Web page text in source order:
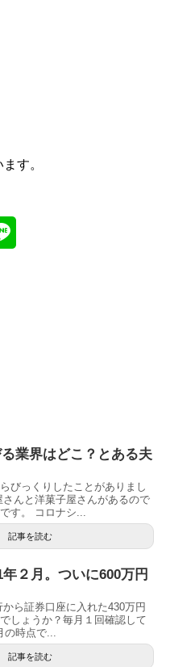
す。
業界はどこ？とある夫
びっくりしたことがありまし
んと洋菓子屋さんがあるので
す。 コロナシ...
記事を読む
２月。ついに600万円
ら証券口座に入れた430万円
しょうか？毎月１回確認して
の時点で...
記事を読む